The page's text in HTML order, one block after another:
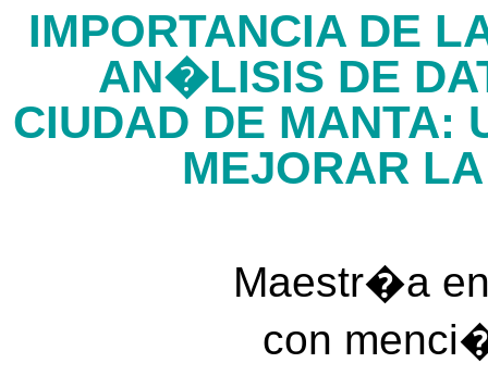
IMPORTANCIA DE
AN�LISIS DE
CIUDAD DE MANTA:
MEJORAR
Maestr�a
con